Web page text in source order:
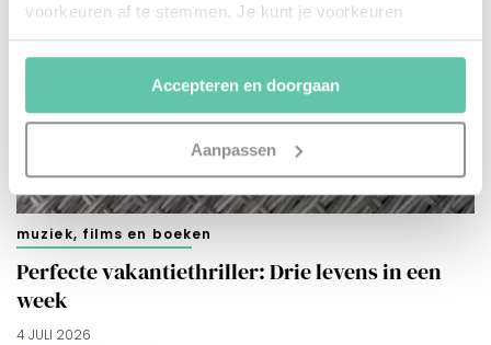
voorkeuren af te stemmen. Je kunt je voorkeuren
beheren via ‘Zelf instellen’. Klik je op ‘Accepteren en
Accepteren en doorgaan
Aanpassen
muziek, films en boeken
Perfecte vakantiethriller: Drie levens in een
week
4 JULI 2026